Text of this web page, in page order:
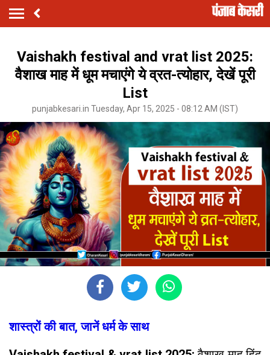
Vaishakh festival and vrat list 2025:
वैशाख माह में धूम मचाएंगे ये व्रत-त्योहार, देखें पूरी
List
punjabkesari.in Tuesday, Apr 15, 2025 - 08:12 AM (IST)
शास्त्रों की बात, जानें धर्म के साथ